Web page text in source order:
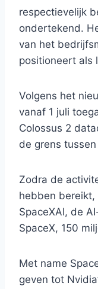
respectievelijk
ondertekend.
van het
positioneert als
Volgens het
vanaf 1 juli
Colossus 2
de grens
Zodra de
hebben
SpaceXAI, de
SpaceX, 150
Met name
geven tot